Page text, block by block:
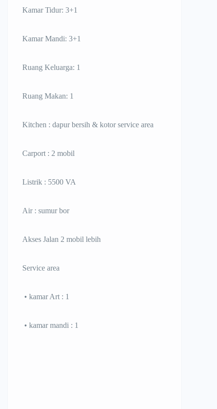
Kamar Tidur: 3+1
Kamar Mandi: 3+1
Ruang Keluarga: 1
Ruang Makan: 1
Kitchen : dapur bersih & kotor service area
Carport : 2 mobil
Listrik : 5500 VA
Air : sumur bor
Akses Jalan 2 mobil lebih
Service area
• kamar Art : 1
• kamar mandi : 1